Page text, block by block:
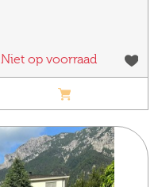
Niet op voorraad